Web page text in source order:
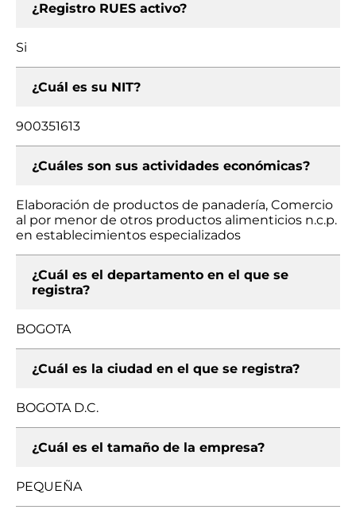
¿Registro RUES activo?
Si
¿Cuál es su NIT?
900351613
¿Cuáles son sus actividades económicas?
Elaboración de productos de panadería, Comercio
al por menor de otros productos alimenticios n.c.p.
en establecimientos especializados
¿Cuál es el departamento en el que se
registra?
BOGOTA
¿Cuál es la ciudad en el que se registra?
BOGOTA D.C.
¿Cuál es el tamaño de la empresa?
PEQUEÑA